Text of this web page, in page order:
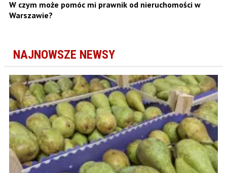
W czym może pomóc mi prawnik od nieruchomości w
Warszawie?
NAJNOWSZE NEWSY